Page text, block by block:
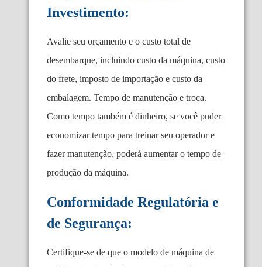
Investimento:
Avalie seu orçamento e o custo total de
desembarque, incluindo custo da máquina, custo
do frete, imposto de importação e custo da
embalagem. Tempo de manutenção e troca.
Como tempo também é dinheiro, se você puder
economizar tempo para treinar seu operador e
fazer manutenção, poderá aumentar o tempo de
produção da máquina.
Conformidade Regulatória e
de Segurança:
Certifique-se de que o modelo de máquina de